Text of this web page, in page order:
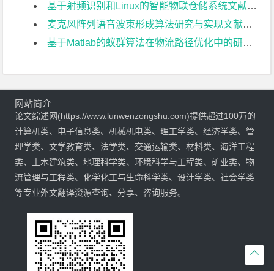
基于射频识别和Linux的智能物联仓储系统文献综述
麦克风阵列语音波束形成算法研究与实现文献综述
基于Matlab的蚁群算法在物流路径优化中的研究文献综述

网站简介
论文综述网(https://www.lunwenzongshu.com)提供超过100万的
计算机类、电子信息类、机械机电类、理工学类、经济学类、管
理学类、文学教育类、法学类、交通运输类、材料类、海洋工程
类、土木建筑类、地理科学类、环境科学与工程类、矿业类、物
流管理与工程类、化学化工与生命科学类、设计学类、社会学类
等专业外文翻译资源查询、分享、咨询服务。